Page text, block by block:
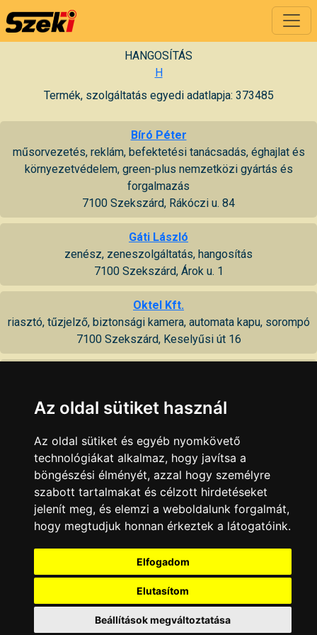
HANGOSÍTÁS
H
Termék, szolgáltatás egyedi adatlapja: 373485
Bíró Péter
műsorvezetés, reklám, befektetési tanácsadás, éghajlat és
környezetvédelem, green-plus nemzetközi gyártás és
forgalmazás
7100 Szekszárd, Rákóczi u. 84
Gáti László
zenész, zeneszolgáltatás, hangosítás
7100 Szekszárd, Árok u. 1
Oktel Kft.
riasztó, tűzjelző, biztonsági kamera, automata kapu, sorompó
7100 Szekszárd, Keselyűsi út 16
hangosítása
Peg Silver Kereskedelmi, Szervező és Szolgáltató Kft.
hangszer, hangtechnika, rendezvényszervezés
7100 Szekszárd, Tinódi u. 12
KAPCSOLAT|HIRDETÉS
Az oldal sütiket használ
Az oldal sütiket és egyéb nyomkövető
technológiákat alkalmaz, hogy javítsa a
böngészési élményét, azzal hogy személyre
szabott tartalmakat és célzott hirdetéseket
jelenít meg, és elemzi a weboldalunk forgalmát,
hogy megtudjuk honnan érkeztek a látogatóink.
Elfogadom
Elutasítom
Beállítások megváltoztatása